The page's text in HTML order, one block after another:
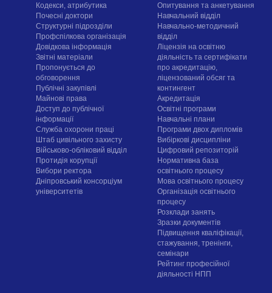
Кодекси, атрибутика
Почесні доктори
Структурні підрозділи
Профспілкова організація
Довідкова інформація
Звітні матеріали
Пропонується до
обговорення
Публічні закупівлі
Майнові права
Доступ до публічної
інформації
Служба охорони праці
Штаб цивільного захисту
Військово-обліковий відділ
Протидія корупції
Вибори ректора
Дніпровський консорціум
університетів
Опитування та анкетування
Навчальний відділ
Навчально-методичний
відділ
Ліцензія на освітню
діяльність та сертифікати
про акредитацію,
ліцензований обсяг та
контингент
Акредитація
Освітні програми
Навчальні плани
Програми двох дипломів
Вибіркові дисципліни
Цифровий репозиторій
Нормативна база
освітнього процесу
Мова освітнього процесу
Організація освітнього
процесу
Розклади занять
Зразки документів
Підвищення кваліфікації,
стажування, тренінги,
семінари
Рейтинг професійної
діяльності НПП